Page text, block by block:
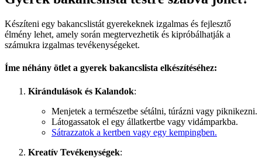
Készíteni egy bakancslistát gyerekeknek izgalmas és fejlesztő
élmény lehet, amely során megtervezhetik és kipróbálhatják a
számukra izgalmas tevékenységeket.
Íme néhány ötlet a gyerek bakancslista elkészítéséhez:
Kirándulások és Kalandok:
Menjetek a természetbe sétálni, túrázni vagy piknikezni.
Látogassatok el egy állatkertbe vagy vidámparkba.
Sátrazzatok a kertben vagy egy kempingben.
Kreatív Tevékenységek: